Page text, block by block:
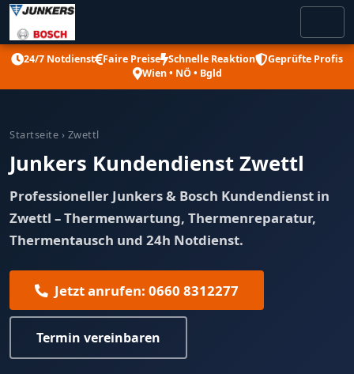
24/7 Notdienst Faire Preise Schnelle Reaktion
Geprüfte Profis
Wien • NÖ • Bgld
Startseite › Zwettl
Junkers Kundendienst Zwettl
Professioneller Junkers & Bosch Kundendienst in
Zwettl – Thermenwartung, Thermenreparatur,
Thermentausch und 24h Notdienst.
Jetzt anrufen: 0660 8312277
Termin vereinbaren